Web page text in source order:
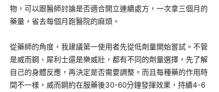
物，可以跟醫師討論是否適合開立連續處方，一次拿三個月的
藥量，省去每個月跑醫院的麻煩。
從藥師的角度，我建議第一使用者先從低劑量開始嘗試。不管
是威而鋼、犀利士還是樂威壯，都有不同的劑量選擇，先了解
自己的身體反應，再決定是否需要調整。而且每種藥的作用時
間不一樣，威而鋼約在服藥後30-60分鐘發揮效果，持續4-6